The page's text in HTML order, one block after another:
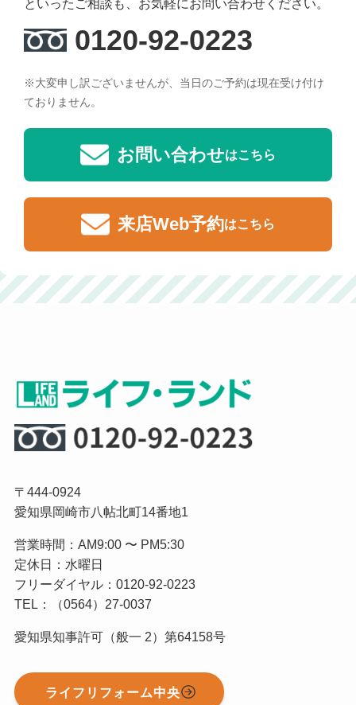
といったご相談も、お気軽にお問い合わせください。
0120-92-0223
※大変申し訳ございませんが、当日のご予約は現在受け付け
ておりません。
お問い合わせはこちら
来店Web予約はこちら
〒444-0924
愛知県岡崎市八帖北町14番地1
営業時間：AM9:00 〜 PM5:30
定休日：水曜日
フリーダイヤル：0120-92-0223
TEL：（0564）27-0037
愛知県知事許可（般一 2）第64158号
ライフリフォーム中央